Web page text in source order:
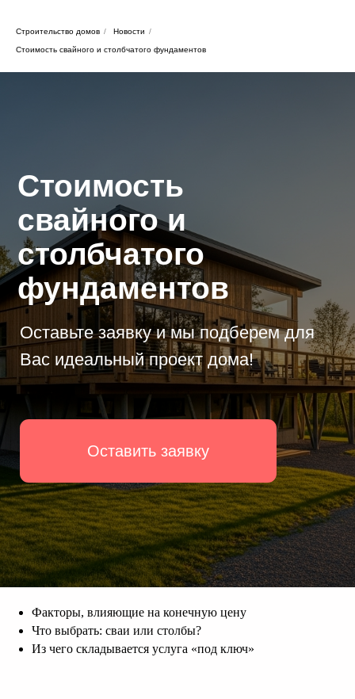
Строительство домов / Новости /
Стоимость свайного и столбчатого фундаментов
Оставить заявку
Оставьте заявку и мы подберем для
Вас идеальный проект дома!
столбчатого
фундаментов
Факторы, влияющие на конечную цену
Что выбрать: сваи или столбы?
Из чего складывается услуга «под ключ»